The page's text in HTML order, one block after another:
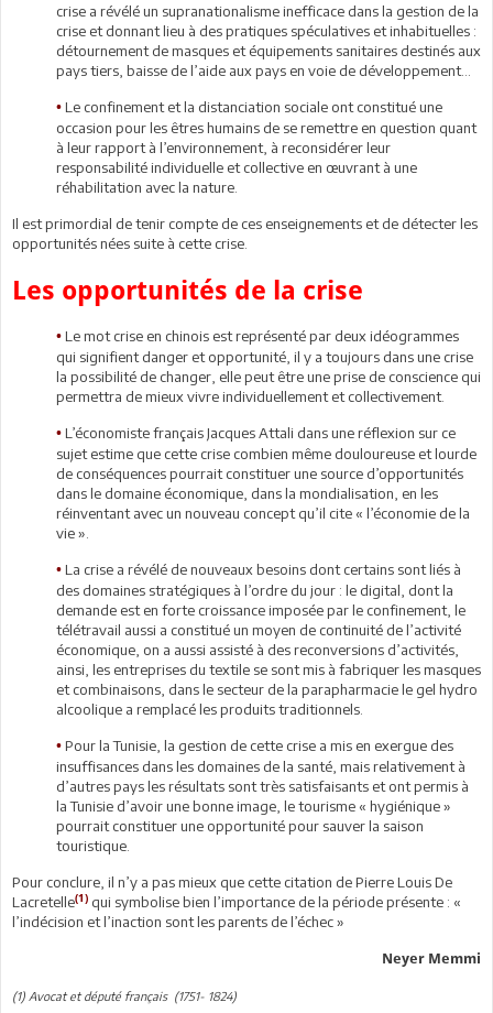
crise a révélé un supranationalisme inefficace dans la gestion de la
crise et donnant lieu à des pratiques spéculatives et inhabituelles :
détournement de masques et équipements sanitaires destinés aux
pays tiers, baisse de l’aide aux pays en voie de développement…
• Le confinement et la distanciation sociale ont constitué une
occasion pour les êtres humains de se remettre en question quant
à leur rapport à l’environnement, à reconsidérer leur
responsabilité individuelle et collective en œuvrant à une
réhabilitation avec la nature.
Il est primordial de tenir compte de ces enseignements et de détecter les
opportunités nées suite à cette crise.
Les opportunités de la crise
• Le mot crise en chinois est représenté par deux idéogrammes
qui signifient danger et opportunité, il y a toujours dans une crise
la possibilité de changer, elle peut être une prise de conscience qui
permettra de mieux vivre individuellement et collectivement.
• L’économiste français Jacques Attali dans une réflexion sur ce
sujet estime que cette crise combien même douloureuse et lourde
de conséquences pourrait constituer une source d’opportunités
dans le domaine économique, dans la mondialisation, en les
réinventant avec un nouveau concept qu’il cite « l’économie de la
vie ».
• La crise a révélé de nouveaux besoins dont certains sont liés à
des domaines stratégiques à l’ordre du jour : le digital, dont la
demande est en forte croissance imposée par le confinement, le
télétravail aussi a constitué un moyen de continuité de l’activité
économique, on a aussi assisté à des reconversions d’activités,
ainsi, les entreprises du textile se sont mis à fabriquer les masques
et combinaisons, dans le secteur de la parapharmacie le gel hydro
alcoolique a remplacé les produits traditionnels.
• Pour la Tunisie, la gestion de cette crise a mis en exergue des
insuffisances dans les domaines de la santé, mais relativement à
d’autres pays les résultats sont très satisfaisants et ont permis à
la Tunisie d’avoir une bonne image, le tourisme « hygiénique »
pourrait constituer une opportunité pour sauver la saison
touristique.
Pour conclure, il n’y a pas mieux que cette citation de Pierre Louis De
Lacretelle(1) qui symbolise bien l’importance de la période présente : «
l’indécision et l’inaction sont les parents de l’échec »
Neyer Memmi
(1) Avocat et député français (1751- 1824)